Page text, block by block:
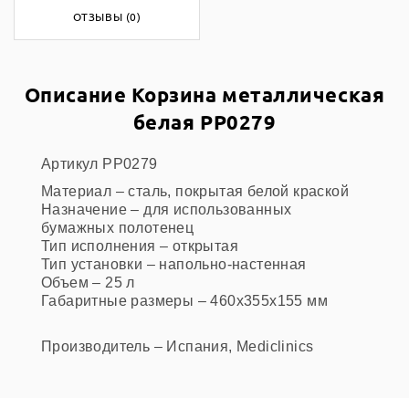
ОТЗЫВЫ (0)
Описание Корзина металлическая
белая PP0279
Артикул PP0279
Материал – сталь, покрытая белой краской
Назначение – для использованных
бумажных полотенец
Тип исполнения – открытая
Тип установки – напольно-настенная
Объем – 25 л
Габаритные размеры – 460x355x155 мм
Производитель – Испания, Mediclinics